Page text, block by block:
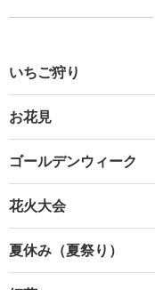
いちご狩り
お花見
ゴールデンウィーク
花火大会
夏休み（夏祭り）